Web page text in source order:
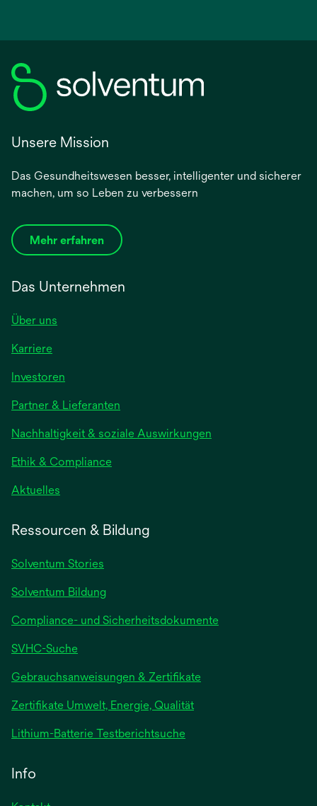
Unsere Mission
Das Gesundheitswesen besser, intelligenter und sicherer
machen, um so Leben zu verbessern
Mehr erfahren
Das Unternehmen
Über uns
Karriere
Investoren
Partner & Lieferanten
Nachhaltigkeit & soziale Auswirkungen
Ethik & Compliance
Aktuelles
Ressourcen & Bildung
Solventum Stories
Solventum Bildung
Compliance- und Sicherheitsdokumente
SVHC-Suche
Gebrauchsanweisungen & Zertifikatewird
Zertifikate Umwelt, Energie, Qualität
Lithium-Batterie Testberichtsuchewird
Info